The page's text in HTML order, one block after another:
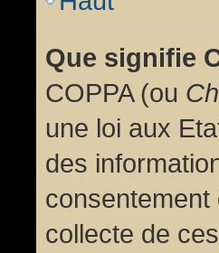
Que signifie
COPPA (ou
une loi aux
des
consentement
collecte de